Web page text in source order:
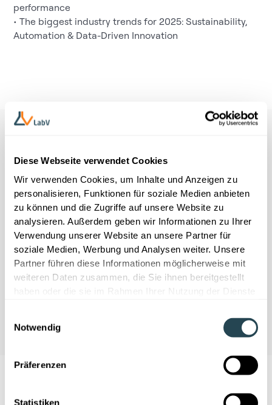
Diese Webseite verwendet Cookies
Wir verwenden Cookies, um Inhalte und Anzeigen zu
personalisieren, Funktionen für soziale Medien anbieten
zu können und die Zugriffe auf unsere Website zu
analysieren. Außerdem geben wir Informationen zu Ihrer
Verwendung unserer Website an unsere Partner für
soziale Medien, Werbung und Analysen weiter. Unsere
Partner führen diese Informationen möglicherweise mit
weiteren Daten zusammen, die Sie ihnen bereitgestellt
haben oder die sie im Rahmen Ihrer Nutzung der Dienste
Notwendig
Präferenzen
Statistiken
performance
• The biggest industry trends for 2025: Sustainability,
Automation & Data-Driven Innovation
We need your consent
This content is provided by YouTube. If you
enable this content, personal data may be
processed and cookies may be set.
Accept cookies